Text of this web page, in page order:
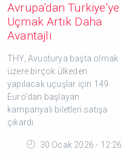
Avrupa’dan Türkiye’ye
Uçmak Artık Daha
Avantajlı
THY, Avusturya başta olmak
üzere birçok ülkeden
yapılacak uçuşlar için 149
Euro’dan başlayan
kampanyalı biletleri satışa
çıkardı.
30 Ocak 2026 - 12:26